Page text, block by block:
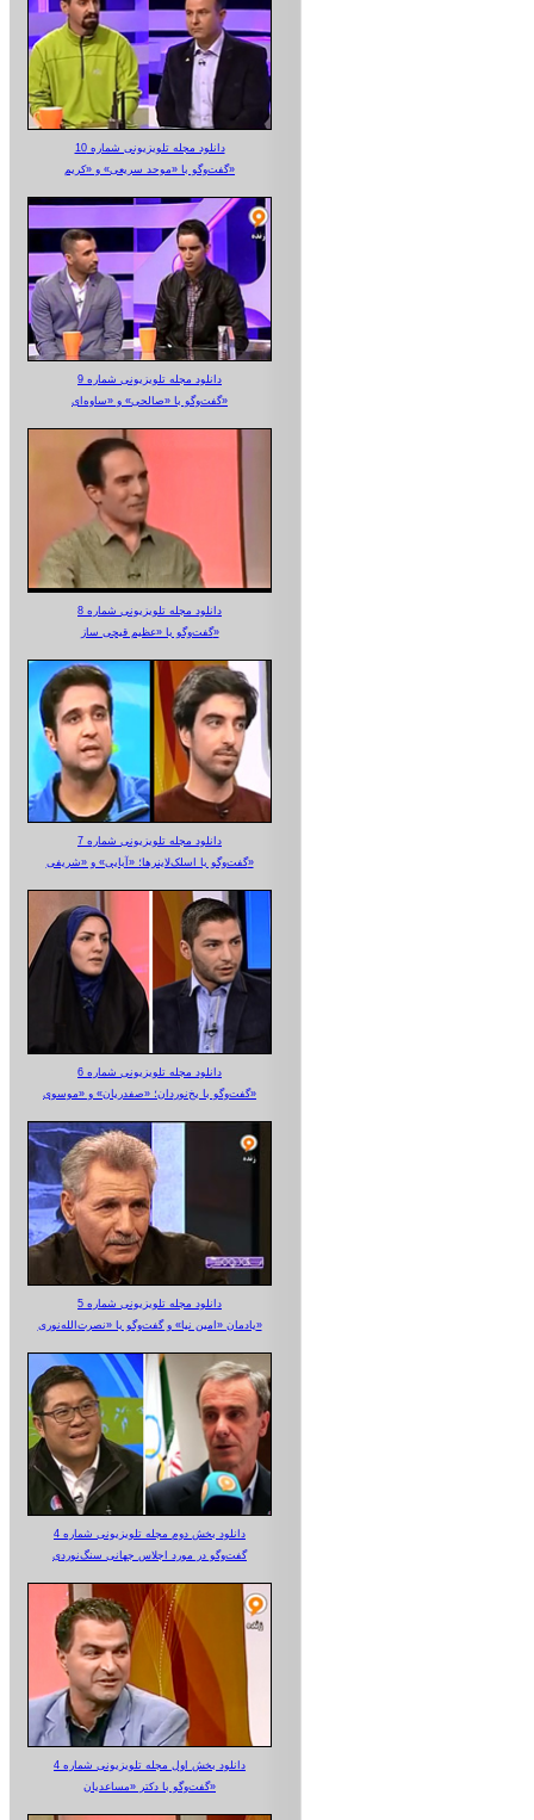
دانلود مجله تلویزیونی شماره 10
گفت‌وگو با «موحد سریعی» و «کریم»
دانلود مجله تلویزیونی شماره 9
گفت‌وگو با «صالحی» و «ساوه‌ای»
دانلود مجله تلویزیونی شماره 8
گفت‌وگو با «عظیم قیچی ساز»
دانلود مجله تلویزیونی شماره 7
گفت‌وگو با اسلک‌لاینرها؛ «آبایی» و «شریفی»
دانلود مجله تلویزیونی شماره 6
گفت‌وگو با یخ‌نوردان؛ «صفدریان» و «موسوی»
دانلود مجله تلویزیونی شماره 5
یادمان «امین نیا» و گفت‌وگو با «نصرت‌الله‌نوری»
دانلود بخش دوم مجله تلویزیونی شماره 4
گفت‌وگو در مورد اجلاس جهانی سنگ‌نوردی
دانلود بخش اول مجله تلویزیونی شماره 4
گفت‌وگو با دکتر «مساعدیان»